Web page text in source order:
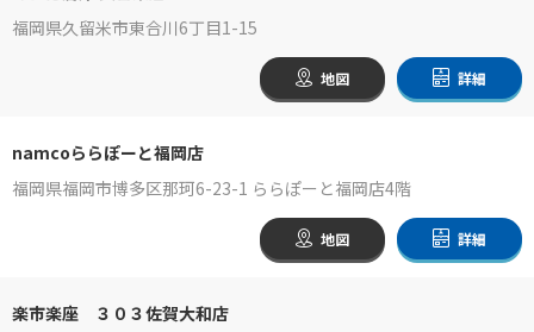
福岡県久留米市東合川6丁目1-15
地図 詳細
namcoららぽーと福岡店
福岡県福岡市博多区那珂6-23-1 ららぽーと福岡店4階
地図 詳細
楽市楽座 ３０３佐賀大和店